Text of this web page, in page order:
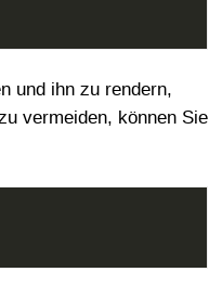
und ihn zu rendern,
vermeiden, können Sie